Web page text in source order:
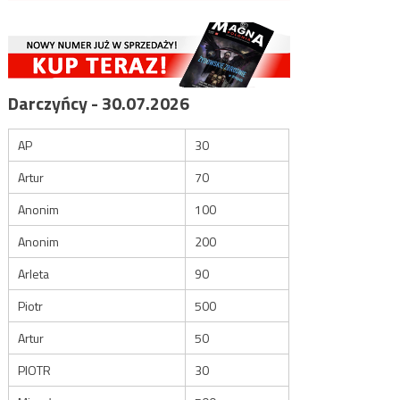
Darczyńcy - 30.07.2026
AP
30
Artur
70
Anonim
100
Anonim
200
Arleta
90
Piotr
500
Artur
50
PIOTR
30